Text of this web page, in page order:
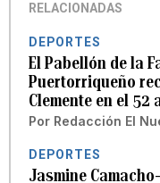
RELACIONADAS
DEPORTES
El Pabellón de la
Puertorriqueño
Clemente en el 52
Por Redacción El
DEPORTES
Jasmine